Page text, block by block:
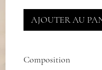
AJOUTER AU
Composition